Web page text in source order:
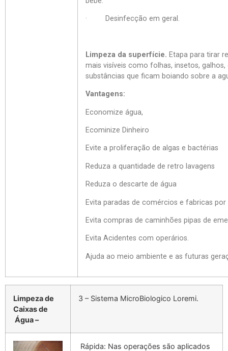
· Desinfecção em geral.
Limpeza da superfície. Etapa para tirar
mais visíveis como folhas, insetos,
substâncias que ficam boiando sobre a
Vantagens:
Economize água,
Ecominize Dinheiro
Evite a proliferação de algas e bactérias
Reduza a quantidade de retro lavagens
Reduza o descarte de água
Evita paradas de comércios e fabricas
Evita compras de caminhões pipas de
Evita Acidentes com operários.
Ajuda ao meio ambiente e as futuras
Limpeza de
Caixas de
Água –
3 – Sistema MicroBiologico Loremi.
Rápida: Nas operações são aplicados